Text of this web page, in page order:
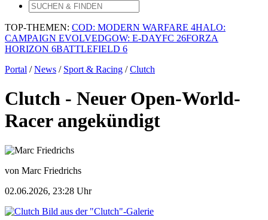
TOP-THEMEN: COD: MODERN WARFARE 4HALO:
CAMPAIGN EVOLVEDGOW: E-DAYFC 26FORZA
HORIZON 6BATTLEFIELD 6
Portal /News / Sport & Racing /Clutch
Clutch - Neuer Open-World-
Racer angekündigt
von Marc Friedrichs
02.06.2026, 23:28 Uhr
Bild aus der "Clutch"-Galerie